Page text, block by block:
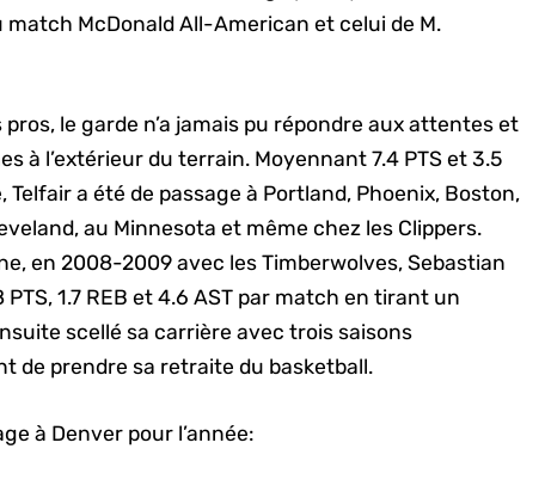
match McDonald All-American et celui de M.
pros, le garde n’a jamais pu répondre aux attentes et
à l’extérieur du terrain. Moyennant 7.4 PTS et 3.5
a été de passage à Portland, Phoenix, Boston,
au Minnesota et même chez les Clippers.
en 2008-2009 avec les Timberwolves, Sebastian
1.7 REB et 4.6 AST par match en tirant un
scellé sa carrière avec trois saisons
de prendre sa retraite du basketball.
à Denver pour l’année: